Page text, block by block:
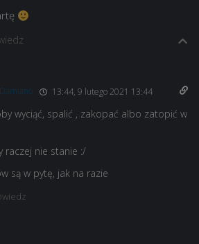
Damiano 13:44, 9 lutego 2021 13:44
wyciąć, spalić , zakopać albo zatopić w
raczej nie stanie :/
są w pytę, jak na razie